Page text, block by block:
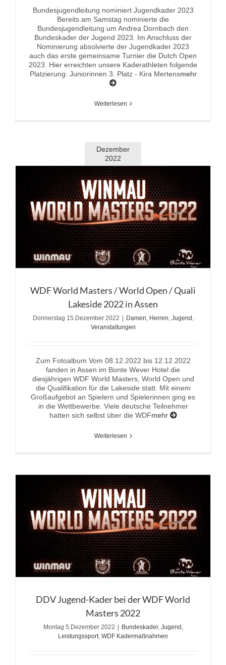
Bundesjugendleitung nominiert Jugendkader 2023
Bereits am Samstag nominierte die
Bundesjugendleitung um Andrea Dornbach den
Bundeskader der Jugend 2023. Im Anschluss der
Nominierung absolvierte der Jugendkader 2023
auch das erste gemeinsame Turnier die Dutch Open
2023. Hier erreichten unsere Kaderathleten folgende
Platzierung: Juniorinnen 3. Platz - Kira Mertensmehr
Weiterlesen
Dezember
2022
WDF World Masters / World Open / Quali
Lakeside 2022 in Assen
Donnerstag 15.Dezember 2022 Damen, Herren, Jugend ,
Veranstaltungen
Zum Fotoalbum Vom 08.12.2022 bis 12.12.2022
fanden in Assen im Bonte Wever Hotel die
diesjährigen WDF World Masters, World Open und
die Qualifikation für die Lakeside statt. Mit einem
Großaufgebot an Spielern und Spielerinnen ging es
in die Wettbewerbe. Viele deutsche Teilnehmer
hatten sich selbst über die WDFmehr
Weiterlesen
DDV Jugend-Kader bei der WDF World
Masters 2022
Montag 5.Dezember 2022 Bundeskader, Jugend ,
Leistungssport, WDF Kadermaßnahmen